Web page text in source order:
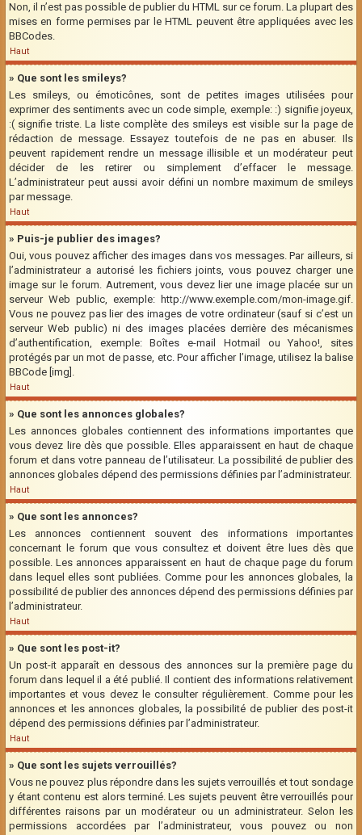
Non, il n’est pas possible de publier du HTML sur ce forum. La plupart des
mises en forme permises par le HTML peuvent être appliquées avec les
BBCodes.
Haut
» Que sont les smileys?
Les smileys, ou émoticônes, sont de petites images utilisées pour
exprimer des sentiments avec un code simple, exemple: :) signifie joyeux,
:( signifie triste. La liste complète des smileys est visible sur la page de
rédaction de message. Essayez toutefois de ne pas en abuser. Ils
peuvent rapidement rendre un message illisible et un modérateur peut
décider de les retirer ou simplement d’effacer le message.
L’administrateur peut aussi avoir défini un nombre maximum de smileys
par message.
Haut
» Puis-je publier des images?
Oui, vous pouvez afficher des images dans vos messages. Par ailleurs, si
l’administrateur a autorisé les fichiers joints, vous pouvez charger une
image sur le forum. Autrement, vous devez lier une image placée sur un
serveur Web public, exemple: http://www.exemple.com/mon-image.gif.
Vous ne pouvez pas lier des images de votre ordinateur (sauf si c’est un
serveur Web public) ni des images placées derrière des mécanismes
d’authentification, exemple: Boîtes e-mail Hotmail ou Yahoo!, sites
protégés par un mot de passe, etc. Pour afficher l’image, utilisez la balise
BBCode [img].
Haut
» Que sont les annonces globales?
Les annonces globales contiennent des informations importantes que
vous devez lire dès que possible. Elles apparaissent en haut de chaque
forum et dans votre panneau de l’utilisateur. La possibilité de publier des
annonces globales dépend des permissions définies par l’administrateur.
Haut
» Que sont les annonces?
Les annonces contiennent souvent des informations importantes
concernant le forum que vous consultez et doivent être lues dès que
possible. Les annonces apparaissent en haut de chaque page du forum
dans lequel elles sont publiées. Comme pour les annonces globales, la
possibilité de publier des annonces dépend des permissions définies par
l’administrateur.
Haut
» Que sont les post-it?
Un post-it apparaît en dessous des annonces sur la première page du
forum dans lequel il a été publié. Il contient des informations relativement
importantes et vous devez le consulter régulièrement. Comme pour les
annonces et les annonces globales, la possibilité de publier des post-it
dépend des permissions définies par l’administrateur.
Haut
» Que sont les sujets verrouillés?
Vous ne pouvez plus répondre dans les sujets verrouillés et tout sondage
y étant contenu est alors terminé. Les sujets peuvent être verrouillés pour
différentes raisons par un modérateur ou un administrateur. Selon les
permissions accordées par l’administrateur, vous pouvez ou non